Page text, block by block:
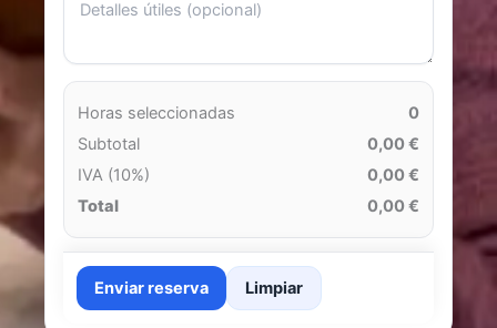
Horas seleccionadas
0
Subtotal
0,00 €
IVA (10%)
0,00 €
Total
0,00 €
Enviar reserva Limpiar